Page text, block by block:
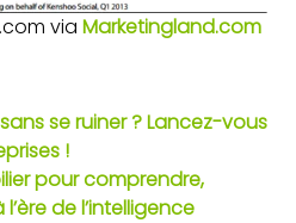
via Marketingland.com
se ruiner ? Lancez-vous
!
pour comprendre,
de l’intelligence